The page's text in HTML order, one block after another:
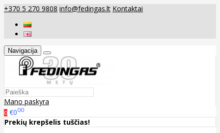
+370 5 270 9808 info@fedingas.lt Kontaktai
Navigacija
Mano paskyra
0 €000
Prekių krepšelis tuščias!